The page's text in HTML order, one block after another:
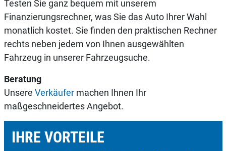
Testen Sie ganz bequem mit unserem
Finanzierungsrechner, was Sie das Auto Ihrer Wahl
monatlich kostet. Sie finden den praktischen Rechner
rechts neben jedem von Ihnen ausgewählten
Fahrzeug in unserer Fahrzeugsuche.
Beratung
Unsere Verkäufermachen Ihnen Ihr
maßgeschneidertes Angebot.
IHRE VORTEILE